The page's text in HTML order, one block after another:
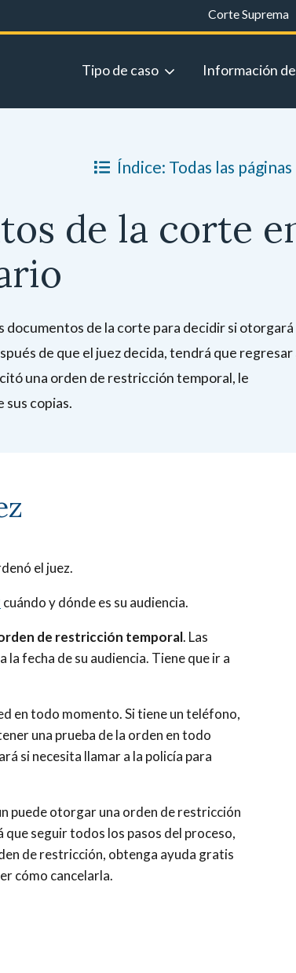
Corte Suprema
Tipo de caso Información
Índice: Todas las páginas
de la corte
documentos de la corte para decidir si otorgará
de que el juez decida, tendrá que regresar
una orden de restricción temporal, le
sus copias.
el juez.
cuándo y dónde es su audiencia.
de restricción temporal. Las
fecha de su audiencia. Tiene que ir a
en todo momento. Si tiene un teléfono,
una prueba de la orden en todo
si necesita llamar a la policía para
puede otorgar una orden de restricción
que seguir todos los pasos del proceso,
de restricción, obtenga ayuda gratis
cómo cancelarla.